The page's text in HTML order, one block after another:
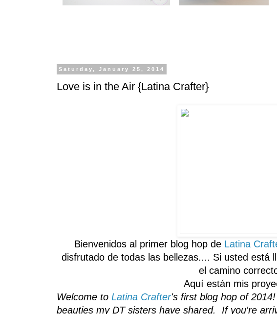
Saturday, January 25, 2014
Love is in the Air {Latina Crafter}
Bienvenidos al primer blog hopde Latina
disfrutado de todas las bellezas.... Si usted está
el camino
Aquí están mis
Welcome to Latina Crafter's first blog hop of
beauties my DT sisters have shared. If you're